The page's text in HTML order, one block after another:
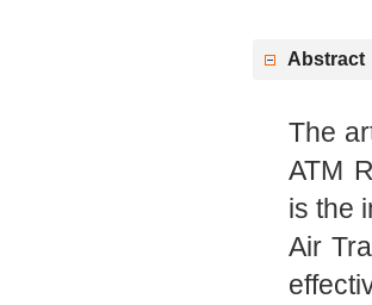
Abstract
The
ATM
is the
Air